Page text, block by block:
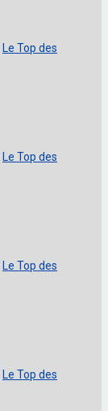
Le Top des
Le Top des
Le Top des
Le Top des